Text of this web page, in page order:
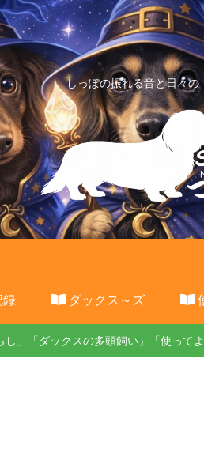
しっぽの振れる音と日々の
録 ダックス～ズ
」「ダックスの多頭飼い」「使って